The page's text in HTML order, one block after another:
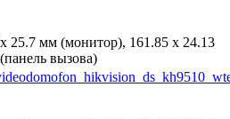
25.7 мм (монитор), 161.85 х 24.13
вызова)